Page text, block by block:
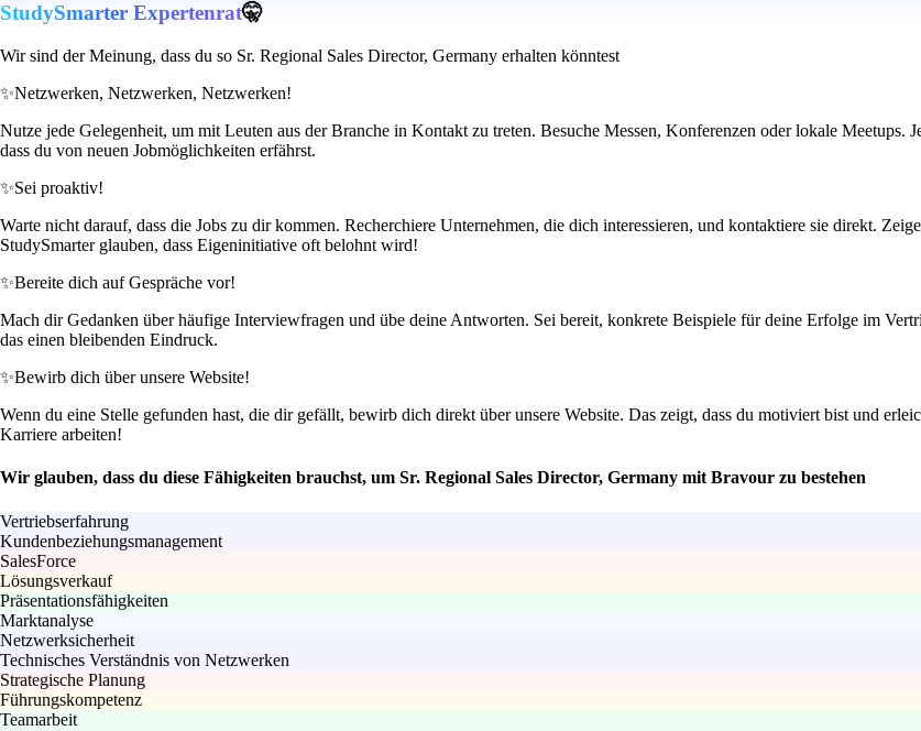
StudySmarter Expertenrat🤫
Wir sind der Meinung, dass du so Sr. Regional Sales Director, Germany erhalten könntest
✨Netzwerken, Netzwerken, Netzwerken!
Nutze jede Gelegenheit, um mit Leuten aus der Branche in Kontakt zu treten. Besuche Messen, Konferenzen oder lokale Meetups.
dass du von neuen Jobmöglichkeiten erfährst.
✨Sei proaktiv!
Warte nicht darauf, dass die Jobs zu dir kommen. Recherchiere Unternehmen, die dich interessieren, und kontaktiere sie direkt.
StudySmarter glauben, dass Eigeninitiative oft belohnt wird!
✨Bereite dich auf Gespräche vor!
Mach dir Gedanken über häufige Interviewfragen und übe deine Antworten. Sei bereit, konkrete Beispiele für deine Erfolge im
das einen bleibenden Eindruck.
✨Bewirb dich über unsere Website!
Wenn du eine Stelle gefunden hast, die dir gefällt, bewirb dich direkt über unsere Website. Das zeigt, dass du motiviert bist und
Karriere arbeiten!
Wir glauben, dass du diese Fähigkeiten brauchst, um Sr. Regional Sales Director, Germany mit Bravour zu bestehen
Vertriebserfahrung
Kundenbeziehungsmanagement
SalesForce
Lösungsverkauf
Präsentationsfähigkeiten
Marktanalyse
Netzwerksicherheit
Technisches Verständnis von Netzwerken
Strategische Planung
Führungskompetenz
Teamarbeit